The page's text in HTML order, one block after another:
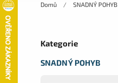
Domů / SNADNÝ POHYB
Kategorie
SNADNÝ POHYB